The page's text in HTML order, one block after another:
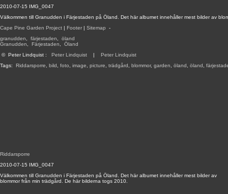
2010-07-15 IMG_0047
Välkommen till Granudden i Färjestaden på Öland. Det här albumet innehåller mest bilder av
Cape Pine Garden Project | Footer | Sitemap -
granudden
färjestaden
öland
Granudden
Färjestaden
Öland
© Peter Lindquist : Peter Lindquist | Peter Lindquist
Tags: Riddarsporre bild foto image picture trädgård blommor, garden öland öland
Riddarsporre
2010-07-15 IMG_0047
Välkommen till Granudden i Färjestaden på Öland. Det här albumet innehåller mest bilder av
blommor från min trädgård. De här bilderna togs 2010.